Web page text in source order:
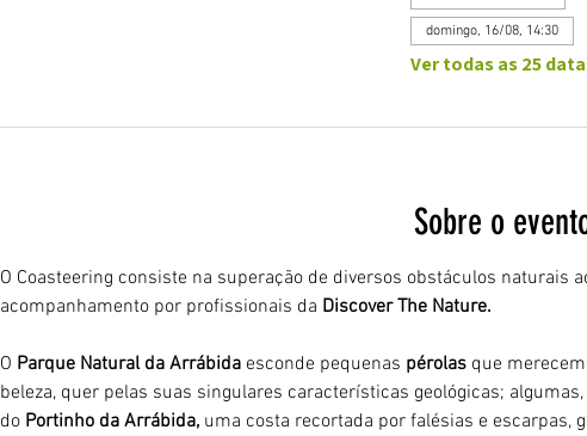
domingo, 16/08, 14:30
Ver todas as 25
Sobre o
O Coasteering consiste na superação de diversos obstáculos naturais
acompanhamento por profissionais da Discover The Nature.
O Parque Natural da Arrábida esconde pequenas pérolas que
beleza, quer pelas suas singulares características geológicas; algumas,
do Portinho da Arrábida, uma costa recortada por falésias e escarpas,